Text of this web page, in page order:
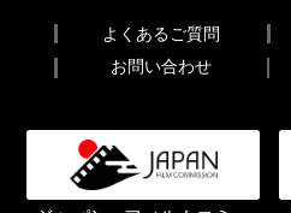
よくあるご質問
お問い合わせ